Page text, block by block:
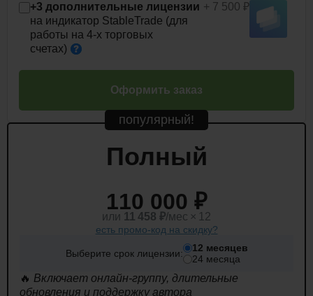
+3 дополнительные лицензии
на индикатор StableTrade (для
работы на 4-х торговых
счетах)
+ 7 500 ₽
Оформить заказ
популярный!
Полный
110 000 ₽
или 11 458 ₽/мес × 12
есть промо-код на скидку?
Выберите срок лицензии:
12 месяцев
24 месяца
🔥 Включает онлайн-группу, длительные
обновления и поддержку автора